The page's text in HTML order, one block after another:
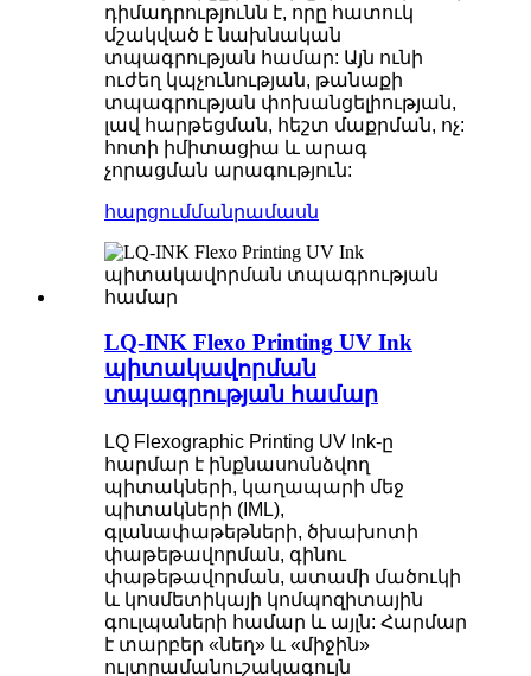
դիմադրությունն է, որը հատուկ
մշակված է նախնական
տպագրության համար: Այն ունի
ուժեղ կպչունության, թանաքի
տպագրության փոխանցելիության,
լավ հարթեցման, հեշտ մաքրման, ոչ:
հոտի իմիտացիա և արագ
չորացման արագություն:
հարցումմանրամասն
LQ-INK Flexo Printing UV Ink
պիտակավորման
տպագրության համար
LQ Flexographic Printing UV Ink-ը
հարմար է ինքնասոսնձվող
պիտակների, կաղապարի մեջ
պիտակների (IML),
գլանափաթեթների, ծխախոտի
փաթեթավորման, գինու
փաթեթավորման, ատամի մածուկի
և կոսմետիկայի կոմպոզիտային
գուլպաների համար և այլն: Հարմար
է տարբեր «նեղ» և «միջին»
ուլտրամանուշակագույն